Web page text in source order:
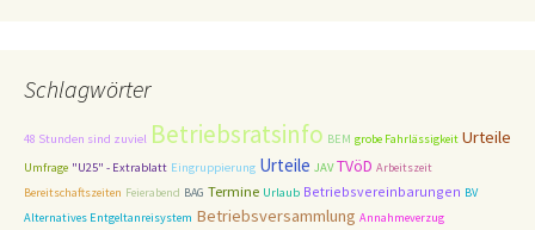
Schlagwörter
48 Stunden sind zuviel Betriebsratsinfo BEM grobe Fahrlässigkeit Urteile
Umfrage "U25" - Extrablatt Eingruppierung Urteile JAV TVöD Arbeitszeit
Bereitschaftszeiten Feierabend BAG Termine Urlaub Betriebsvereinbarungen BV
Alternatives Entgeltanreisystem Betriebsversammlung Annahmeverzug